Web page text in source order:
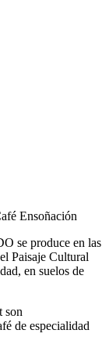
se produce en las
Paisaje Cultural
en suelos de
son
de especialidad